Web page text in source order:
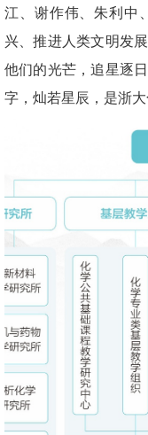
江、谢作伟、朱利中
兴、推进人类文明发
他们的光芒，追星逐
字，灿若星辰，是浙大